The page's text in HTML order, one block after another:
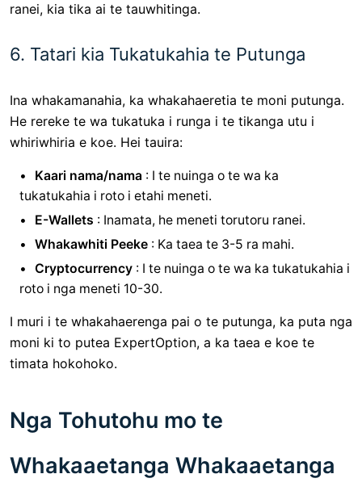
ranei, kia tika ai te tauwhitinga.
6. Tatari kia Tukatukahia te Putunga
Ina whakamanahia, ka whakahaeretia te moni putunga.
He rereke te wa tukatuka i runga i te tikanga utu i
whiriwhiria e koe. Hei tauira:
Kaari nama/nama : I te nuinga o te wa ka
tukatukahia i roto i etahi meneti.
E-Wallets : Inamata, he meneti torutoru ranei.
Whakawhiti Peeke : Ka taea te 3-5 ra mahi.
Cryptocurrency : I te nuinga o te wa ka tukatukahia i
roto i nga meneti 10-30.
I muri i te whakahaerenga pai o te putunga, ka puta nga
moni ki to putea ExpertOption, a ka taea e koe te
timata hokohoko.
Nga Tohutohu mo te
Whakaaetanga Whakaaetanga